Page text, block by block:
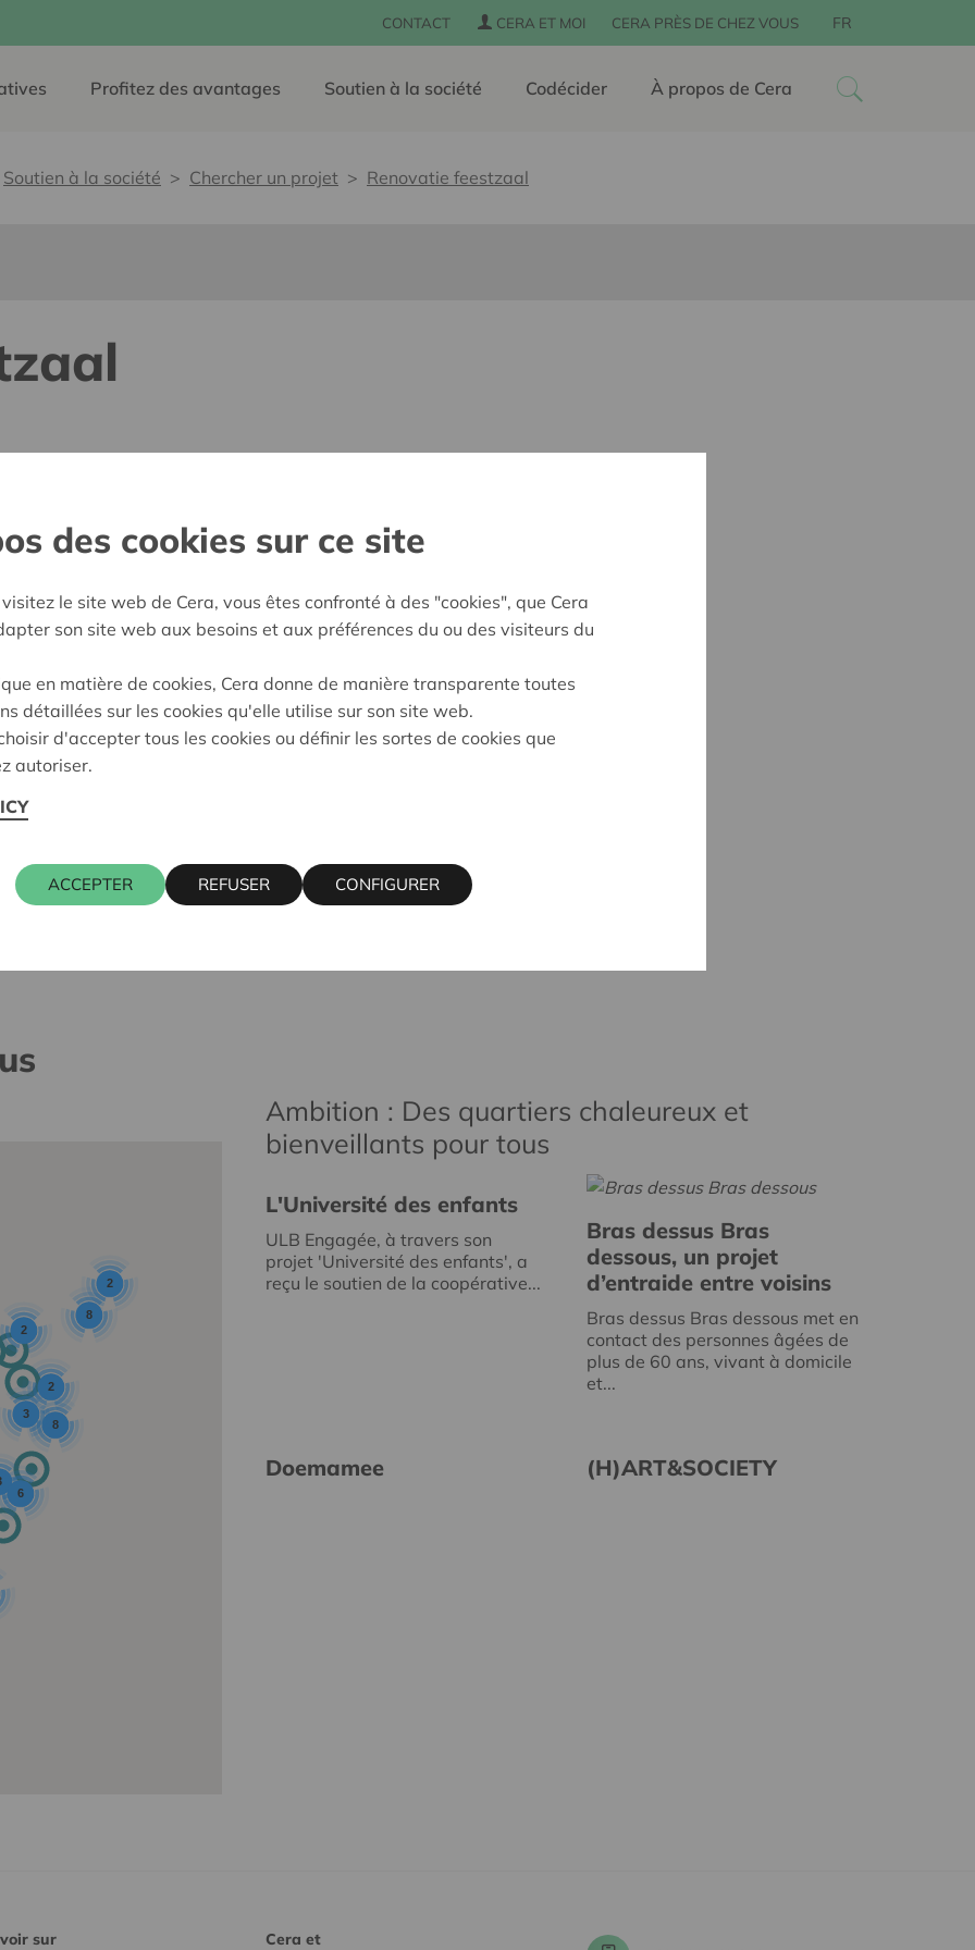
CONTACT CERA ET MOI CERA PRÈS DE CHEZ VOUS FR
Profitez des avantages Soutien à la société Codécider À propos de Cera
Soutien à la société Chercher un projet Renovatie feestzaal
pour tous
Approuvé
(OPH) 36,
Cera contact
alain.baeck@cera.coop
8
2
6
8
2
2
3
Ambition : Des quartiers chaleureux et
bienveillants pour tous
L'Université des enfants
ULB Engagée, à travers son
projet 'Université des enfants', a
reçu le soutien de la coopérative...
Bras dessus Bras
dessous, un projet
d’entraide entre voisins
Bras dessus Bras dessous met en
contact des personnes âgées de
plus de 60 ans, vivant à domicile
et...
Doemamee (H)ART&SOCIETY
sur
Cera et
des cookies sur ce site
le site web de Cera, vous êtes confronté à des "cookies", que Cera
son site web aux besoins et aux préférences du ou des visiteurs du
en matière de cookies, Cera donne de manière transparente toutes
détaillées sur les cookies qu'elle utilise sur son site web.
d'accepter tous les cookies ou définir les sortes de cookies que
autoriser.
ACCEPTER REFUSER CONFIGURER